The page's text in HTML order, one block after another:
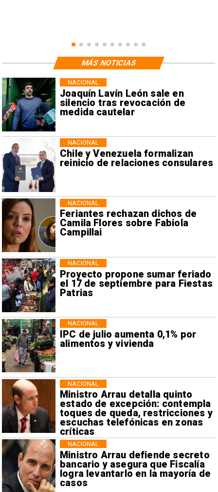
Joaquín Lavín León sale en
silencio tras revocación de
medida cautelar
NACIONAL
Chile y Venezuela formalizan
reinicio de relaciones consulares
NACIONAL
Feriantes rechazan dichos de
Camila Flores sobre Fabiola
Campillai
NACIONAL
Proyecto propone sumar feriado
el 17 de septiembre para Fiestas
Patrias
NACIONAL
IPC de julio aumenta 0,1% por
alimentos y vivienda
NACIONAL
Ministro Arrau detalla quinto
estado de excepción: contempla
toques de queda, restricciones y
escuchas telefónicas en zonas
críticas
NACIONAL
Ministro Arrau defiende secreto
bancario y asegura que Fiscalía
logra levantarlo en la mayoría de
casos
NACIONAL
MÁS NOTICIAS